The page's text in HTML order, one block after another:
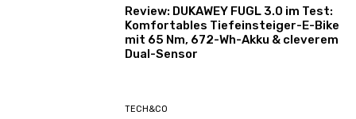
Review: DUKAWEY FUGL 3.0 im Test:
Komfortables Tiefeinsteiger-E-Bike
mit 65 Nm, 672-Wh-Akku & cleverem
Dual-Sensor
TECH&CO